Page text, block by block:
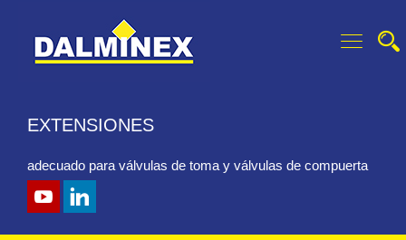
EXTENSIONES
adecuado para válvulas de toma y válvulas de compuerta
Glocke MMG Schelle